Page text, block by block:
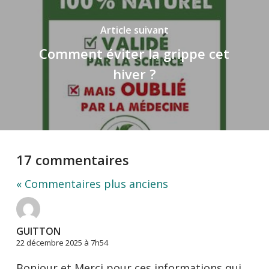
Article suivant
Comment éviter la grippe cet
hiver ?
17 commentaires
« Commentaires plus anciens
GUITTON
22 décembre 2025 à 7h54